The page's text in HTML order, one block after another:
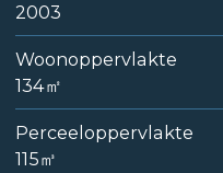
2003
Woonoppervlakte
134㎡
Perceeloppervlakte
115㎥